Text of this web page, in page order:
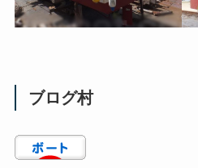
ブログ村